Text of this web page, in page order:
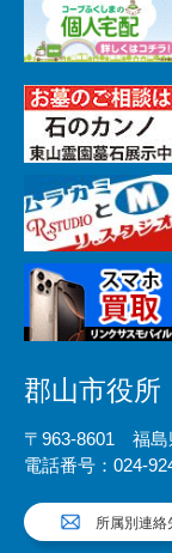
郡山市役所
〒963-8601 福島
電話番号：024-
所属別連絡